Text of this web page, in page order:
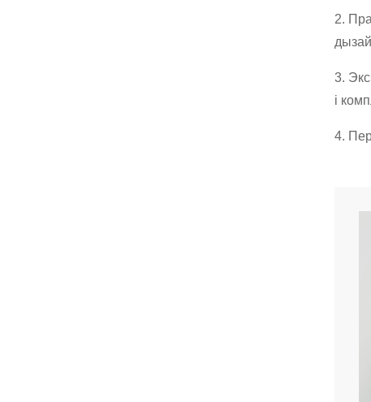
2.
3.
і
4.